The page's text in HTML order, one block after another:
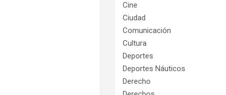
Cine
Ciudad
Comunicación
Cultura
Deportes
Deportes Náuticos
Derecho